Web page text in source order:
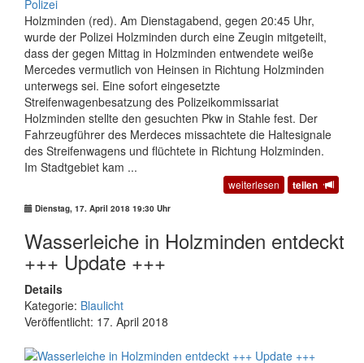
Holzminden (red). Am Dienstagabend, gegen 20:45 Uhr,
wurde der Polizei Holzminden durch eine Zeugin mitgeteilt,
dass der gegen Mittag in Holzminden entwendete weiße
Mercedes vermutlich von Heinsen in Richtung Holzminden
unterwegs sei. Eine sofort eingesetzte
Streifenwagenbesatzung des Polizeikommissariat
Holzminden stellte den gesuchten Pkw in Stahle fest. Der
Fahrzeugführer des Merdeces missachtete die Haltesignale
des Streifenwagens und flüchtete in Richtung Holzminden.
Im Stadtgebiet kam ...
weiterlesen teilen
Dienstag, 17. April 2018 19:30 Uhr
Wasserleiche in Holzminden entdeckt
+++ Update +++
Details
Kategorie: Blaulicht
Veröffentlicht: 17. April 2018